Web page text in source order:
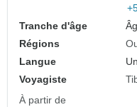
Tranche d'âge
Régions
Langue
Voyagiste
À partir de